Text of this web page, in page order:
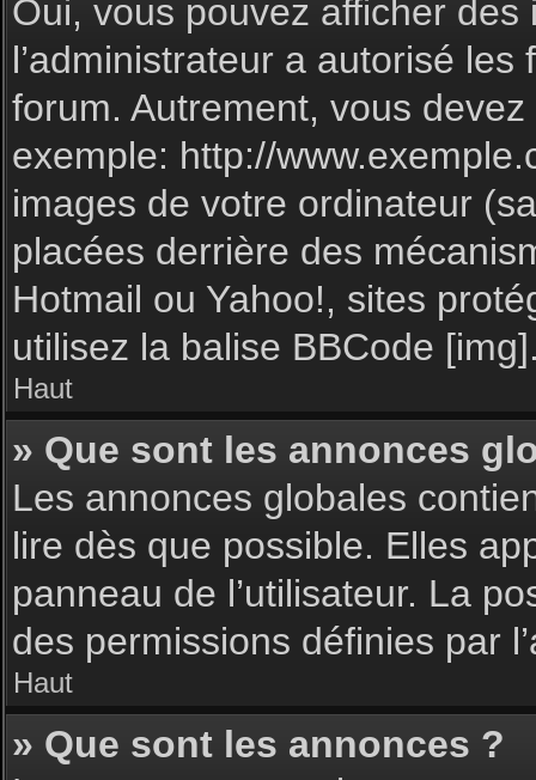
Oui, vous pouvez afficher
l’administrateur a autorisé
forum. Autrement, vous
exemple: http://
images de votre ordinateur
placées derrière des
Hotmail ou Yahoo!, sites
utilisez la balise BBCode
Haut
» Que sont les annonces
Les annonces globales
lire dès que possible. Elles
panneau de l’utilisateur. La
des permissions définies par
Haut
» Que sont les annonces ?